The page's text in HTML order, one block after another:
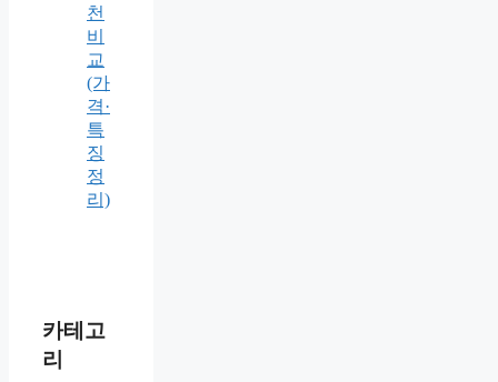
천
비
교
(가
격·
특
징
정
리)
카테고
리